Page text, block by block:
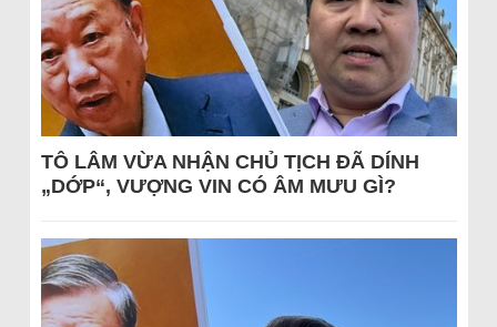
TÔ LÂM VỪA NHẬN CHỦ TỊCH ĐÃ DÍNH
„DỚP“, VƯỢNG VIN CÓ ÂM MƯU GÌ?